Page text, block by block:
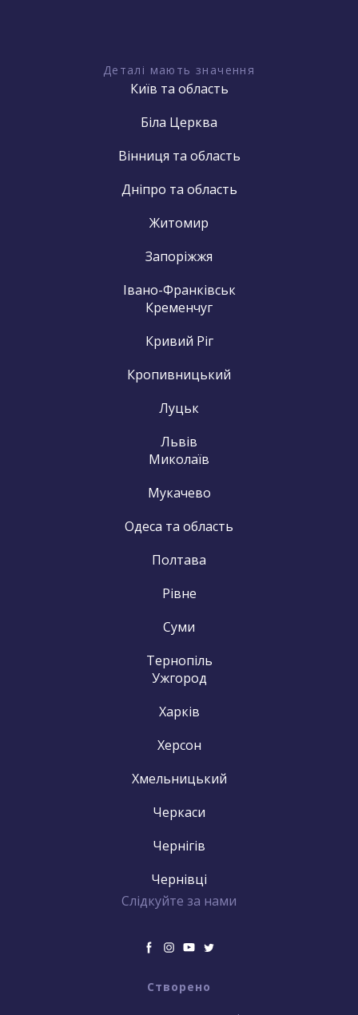
Деталі мають значення
Київ та область
Біла Церква
Вінниця та область
Дніпро та область
Житомир
Запоріжжя
Івано-Франківськ
Кременчуг
Кривий Ріг
Кропивницький
Луцьк
Львів
Миколаїв
Мукачево
Одеса та область
Полтава
Рівне
Суми
Тернопіль
Ужгород
Харків
Херсон
Хмельницький
Черкаси
Чернігів
Чернівці
Слідкуйте за нами
Створено